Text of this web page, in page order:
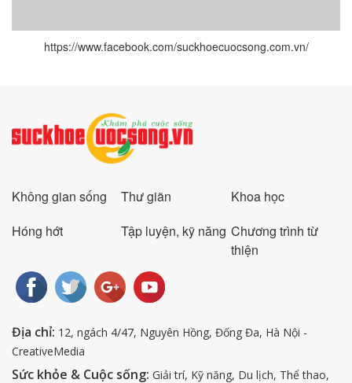
https://www.facebook.com/suckhoecuocsong.com.vn/
Không gian sống Thư giãn
Khoa học
Hóng hớt
Tập luyện, kỹ năng Chương trình từ
thiện
Địa chỉ: 12, ngách 4/47, Nguyên Hồng, Đống Đa, Hà Nội -
CreativeMedia
Sức khỏe & Cuộc sống: Giải trí, Kỹ năng, Du lịch, Thể thao,